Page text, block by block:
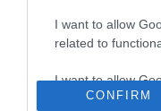
I want to allow
related to
I want to allow
related toCONFIRM
επανάσταση»
Νέος οδηγός του
για τη
των ελληνικών
επιχειρήσεων στον
χώρο της άμυνας